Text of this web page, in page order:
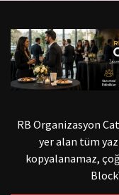
RB Organizasyon
yer alan tüm
kopyalanamaz,